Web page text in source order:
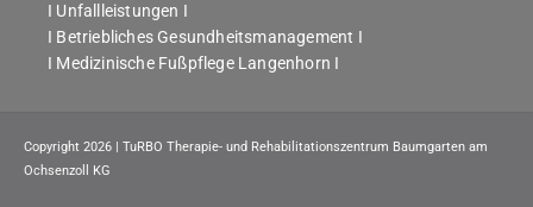
I Unfallleistungen I
I Betriebliches Gesundheitsmanagement I
I Medizinische Fußpflege Langenhorn I
Copyright 2026 | TuRBO Therapie- und Rehabilitationszentrum Baumgarten am
Ochsenzoll KG